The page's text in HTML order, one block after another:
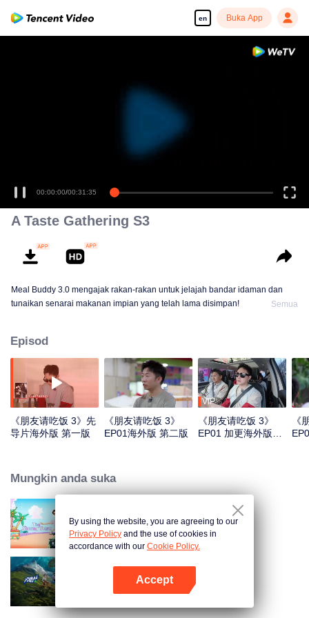
en Buka App
00:00:00/00:31:35
A Taste Gathering S3
Meal Buddy 3.0 mengajak rakan-rakan untuk jelajah bandar idaman dan
tunaikan senarai makanan impian yang telah lama disimpan!
Semua
Episod
《朋友请吃饭 3》先
导片海外版 第一版
《朋友请吃饭 3》
EP01海外版 第二版
VIP
《朋友请吃饭 3》
EP01 加更海外版第
《
Mungkin anda suka
The Shining Stars
Natural High
By using the website, you are agreeing to our
Privacy Policy and the use of cookies in
accordance with our Cookie Policy.
Accept